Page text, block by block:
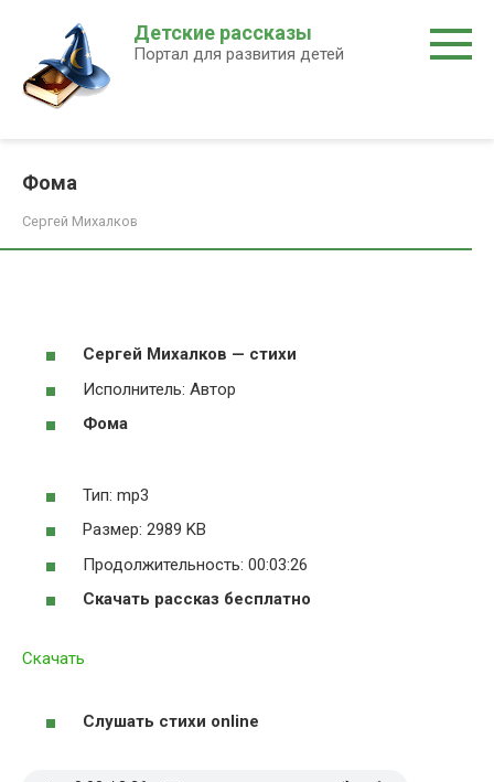
контенту
Детские рассказы
Портал для развития детей
Фома
Сергей Михалков
Сергей Михалков — стихи
Исполнитель: Автор
Фома
Тип: mp3
Размер: 2989 KB
Продолжительность: 00:03:26
Скачать рассказ бесплатно
Скачать
Слушать стихи online